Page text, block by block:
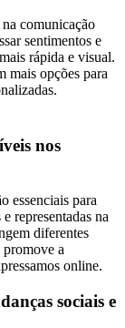
comunicação
sentimentos e
rápida e visual.
mais opções para
nos
essenciais para
representadas na
diferentes
promove a
online.
sociais e